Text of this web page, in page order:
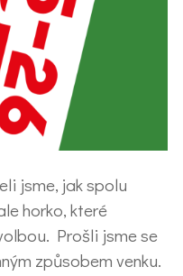
jsme, jak spolu
horko, které
Prošli jsme se
způsobem venku.